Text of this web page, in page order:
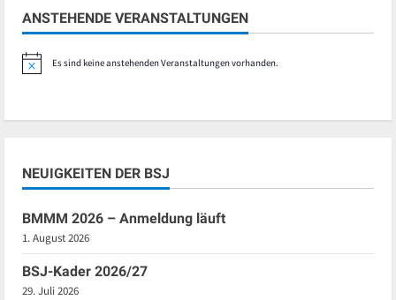
ANSTEHENDE VERANSTALTUNGEN
HinweisEs sind keine anstehenden Veranstaltungen vorhanden.
NEUIGKEITEN DER BSJ
BMMM 2026 – Anmeldung läuft
1. August 2026
BSJ-Kader 2026/27
29. Juli 2026